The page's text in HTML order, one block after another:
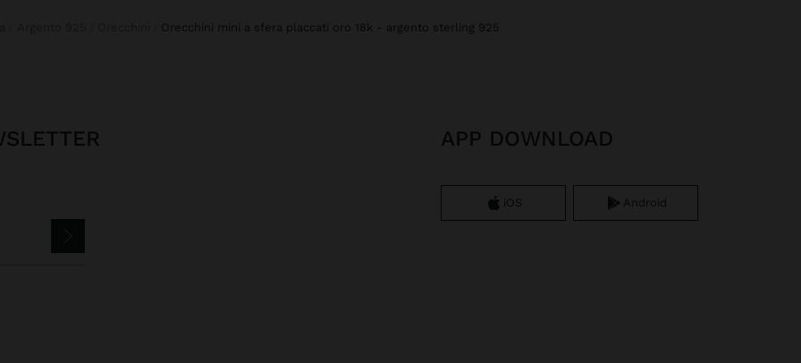
orecchini mini a sfera placcati oro 18k - argento sterling 925
APP DOWNLOAD
iOS Android